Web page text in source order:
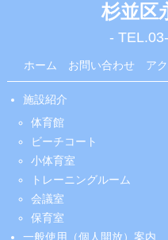
杉並区
- TEL.
ホーム お問い合わせ ア
施設紹介
体育館
ビーチコート
小体育室
トレーニングルーム
会議室
保育室
一般使用（個人開放）案内